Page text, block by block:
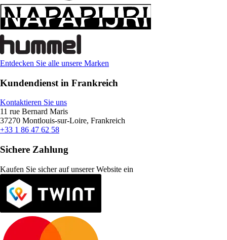
Entdecken Sie alle unsere Marken
Kundendienst in Frankreich
Kontaktieren Sie uns
11 rue Bernard Maris
37270 Montlouis-sur-Loire, Frankreich
+33 1 86 47 62 58
Sichere Zahlung
Kaufen Sie sicher auf unserer Website ein